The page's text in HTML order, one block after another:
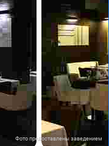
Фото предоставлены заведением